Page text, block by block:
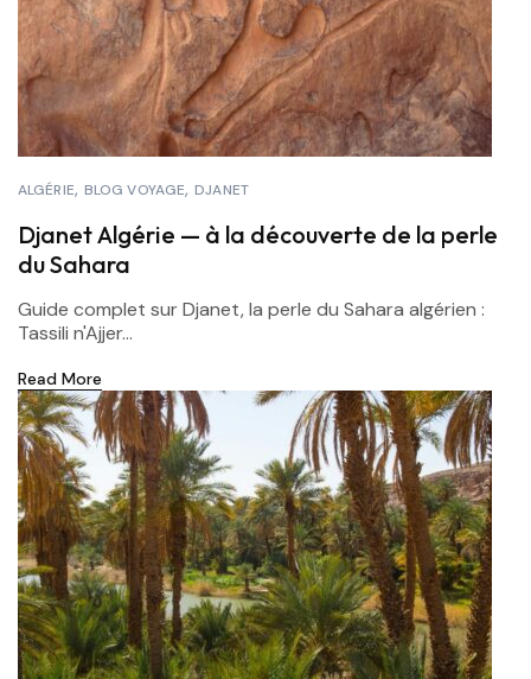
ALGÉRIE BLOG VOYAGE DJANET
Djanet Algérie — à la découverte de la perle
du Sahara
Guide complet sur Djanet, la perle du Sahara algérien :
Tassili n'Ajjer...
Read More